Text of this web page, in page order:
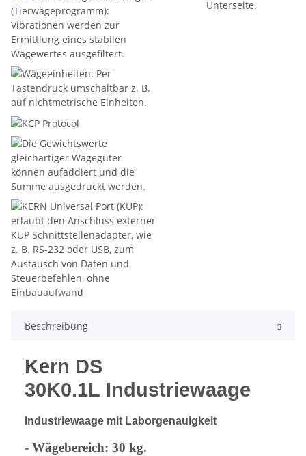
Beschreibung
Kern DS
30K0.1L Industriewaage
Industriewaage mit Laborgenauigkeit
- Wägebereich: 30 kg.